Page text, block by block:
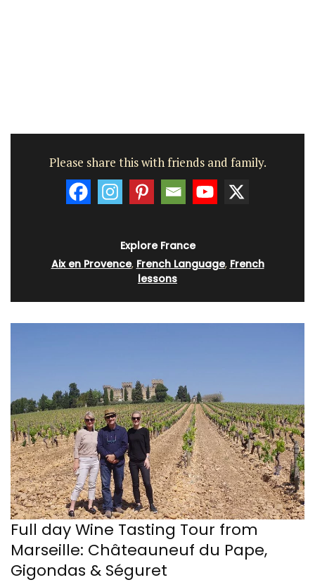
Please share this with friends and family.
Explore France
Aix en Provence, French Language, French
lessons
Full day Wine Tasting Tour from
Marseille: Châteauneuf du Pape,
Gigondas & Séguret